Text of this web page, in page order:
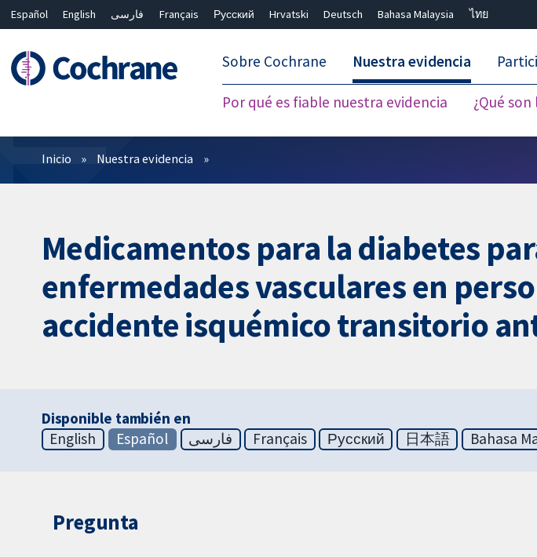
Español English فارسی Français Русский Hrvatski Deutsch Bahasa Malaysia
ไทย
Sobre Cochrane Nuestra evidencia
Por qué es fiable nuestra evidencia ¿Qué
Filtros
Inicio Nuestra evidencia
Medicamentos para la diabetes
enfermedades vasculares en
accidente isquémico transitorio
Disponible también en
English
Español فارسی Français Русский 日本語 Bahasa
Pregunta